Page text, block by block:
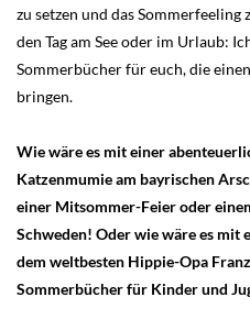
zu setzen und das Sommerfeeling
den Tag am See oder im Urlaub:
Sommerbücher für euch, die
bringen.
Wie wäre es mit einer
Katzenmumie am bayrischen
einer Mitsommer-Feier oder
Schweden! Oder wie wäre es mit
dem weltbesten Hippie-Opa
Sommerbücher für Kinder und